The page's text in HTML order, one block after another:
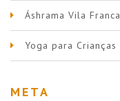
Áshrama Vila Franca
Yoga para Crianças
META